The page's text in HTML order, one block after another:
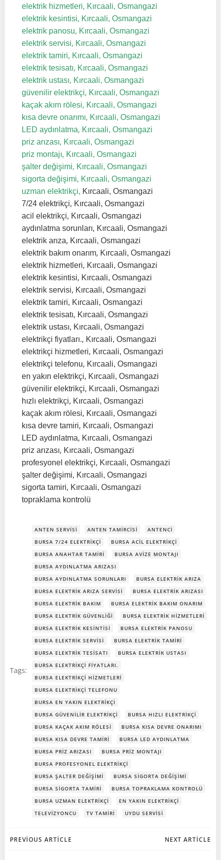
elektrik hizmetleri, Kırcaali, Osmangazi
elektrik kesintisi, Kırcaali, Osmangazi
elektrik panosu, Kırcaali, Osmangazi
elektrik servisi, Kırcaali, Osmangazi
elektrik tamiri, Kırcaali, Osmangazi
elektrik tesisatı, Kırcaali, Osmangazi
elektrik ustası, Kırcaali, Osmangazi
güvenilir elektrikçi, Kırcaali, Osmangazi
kaçak akım rölesi, Kırcaali, Osmangazi
kısa devre onarımı, Kırcaali, Osmangazi
LED aydınlatma, Kırcaali, Osmangazi
priz arızası, Kırcaali, Osmangazi
priz montajı, Kırcaali, Osmangazi
şalter değişimi, Kırcaali, Osmangazi
sigorta değişimi, Kırcaali, Osmangazi
uzman elektrikçi, Kırcaali, Osmangazi
7/24 elektrikçi, Kırcaali, Osmangazi
acil elektrikçi, Kırcaali, Osmangazi
aydınlatma sorunları, Kırcaali, Osmangazi
elektrik arıza, Kırcaali, Osmangazi
elektrik bakım onarım, Kırcaali, Osmangazi
elektrik hizmetleri, Kırcaali, Osmangazi
elektrik kesintisi, Kırcaali, Osmangazi
elektrik servisi, Kırcaali, Osmangazi
elektrik tamiri, Kırcaali, Osmangazi
elektrik tesisatı, Kırcaali, Osmangazi
elektrik ustası, Kırcaali, Osmangazi
elektrikçi fiyatları., Kırcaali, Osmangazi
elektrikçi hizmetleri, Kırcaali, Osmangazi
elektrikçi telefonu, Kırcaali, Osmangazi
en yakın elektrikçi, Kırcaali, Osmangazi
güvenilir elektrikçi, Kırcaali, Osmangazi
hızlı elektrikçi, Kırcaali, Osmangazi
kaçak akım rölesi, Kırcaali, Osmangazi
kısa devre tamiri, Kırcaali, Osmangazi
LED aydınlatma, Kırcaali, Osmangazi
priz arızası, Kırcaali, Osmangazi
profesyonel elektrikçi, Kırcaali, Osmangazi
şalter değişimi, Kırcaali, Osmangazi
sigorta tamiri, Kırcaali, Osmangazi
topraklama kontrolü
Tags:
ANTEN SERVISI ANTEN TAMIRCISI
ANTENCI
BURSA 7/24 ELEKTRIKÇI
BURSA ACIL ELEKTRIKÇI
BURSA ANAHTAR TAMIRI
BURSA AVIZE MONTAJI
BURSA AYDINLATMA ARIZASI
BURSA AYDINLATMA SORUNLARI
BURSA ELEKTRIK ARIZA
BURSA ELEKTRIK ARIZA SERVISI
BURSA ELEKTRIK ARIZASI
BURSA ELEKTRIK BAKIM
BURSA ELEKTRIK BAKIM ONARIM
BURSA ELEKTRIK GÜVENLIĞI
BURSA ELEKTRIK HIZMETLERI
BURSA ELEKTRIK KESINTISI
BURSA ELEKTRIK PANOSU
BURSA ELEKTRIK SERVISI
BURSA ELEKTRIK TAMIRI
BURSA ELEKTRIK TESISATI
BURSA ELEKTRIK USTASI
BURSA ELEKTRIKÇI FIYATLARI.
BURSA ELEKTRIKÇI HIZMETLERI
BURSA ELEKTRIKÇI TELEFONU
BURSA EN YAKIN ELEKTRIKÇI
BURSA GÜVENILIR ELEKTRIKÇI
BURSA HIZLI ELEKTRIKÇI
BURSA KAÇAK AKIM RÖLESI
BURSA KISA DEVRE ONARIMI
BURSA KISA DEVRE TAMIRI
BURSA LED AYDINLATMA
BURSA PRIZ ARIZASI
BURSA PRIZ MONTAJI
BURSA PROFESYONEL ELEKTRIKÇI
BURSA ŞALTER DEĞIŞIMI
BURSA SIGORTA DEĞIŞIMI
BURSA SIGORTA TAMIRI
BURSA TOPRAKLAMA KONTROLÜ
BURSA UZMAN ELEKTRIKÇI
EN YAKIN ELEKTRIKÇI
TELEVIZYONCU
TV TAMIRI UYDU SERVISI
Post
PREVIOUS ARTICLE NEXT ARTICLE